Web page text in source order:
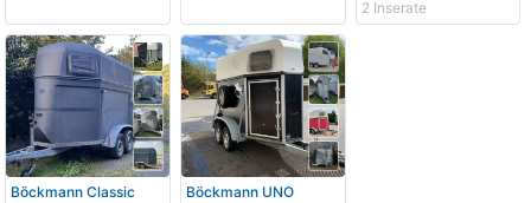
2 Inserate
Böckmann Classic
Böckmann UNO